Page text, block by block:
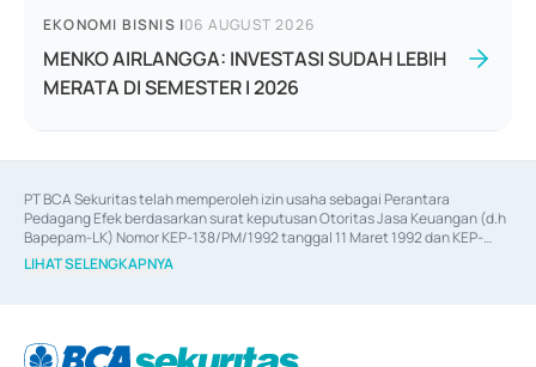
EKONOMI BISNIS |06 AUGUST 2026
MENKO AIRLANGGA: INVESTASI SUDAH LEBIH
MERATA DI SEMESTER I 2026
PT BCA Sekuritas telah memperoleh izin usaha sebagai Perantara
Pedagang Efek berdasarkan surat keputusan Otoritas Jasa Keuangan (d.h
Bapepam-LK) Nomor KEP-138/PM/1992 tanggal 11 Maret 1992 dan KEP-
06/D.04/2014 tanggal 28 Februari 2014, izin usaha sebagai Penjamin Emisi
Efek berdasarkan surat keputusan Otoritas Jasa Keuangan Nomor KEP-
berdasarkan surat keputusan Otoritas Jasa Keuangan Nomor S-
LIHAT SELENGKAPNYA